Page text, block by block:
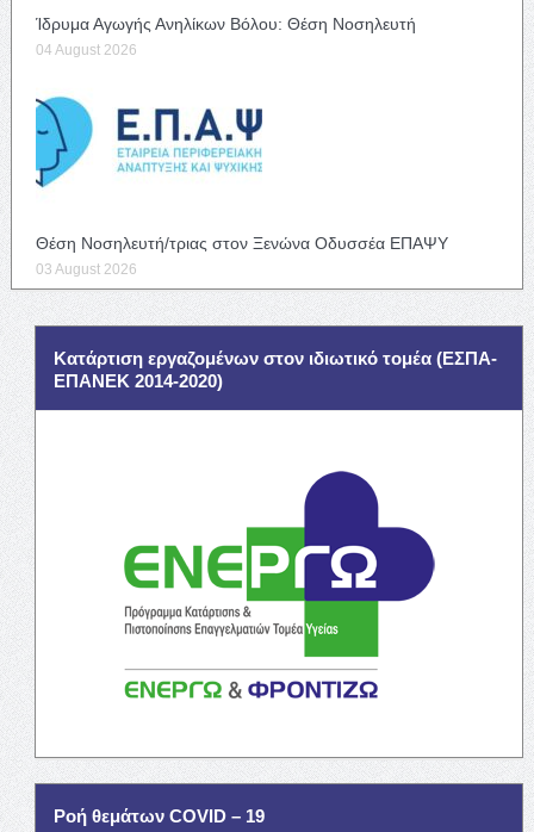
Ίδρυμα Αγωγής Ανηλίκων Βόλου: Θέση Νοσηλευτή
04 August 2026
Θέση Νοσηλευτή/τριας στον Ξενώνα Οδυσσέα ΕΠΑΨΥ
03 August 2026
Κατάρτιση εργαζομένων στον ιδιωτικό τομέα (ΕΣΠΑ-
ΕΠΑΝΕΚ 2014-2020)
Ροή θεμάτων COVID – 19